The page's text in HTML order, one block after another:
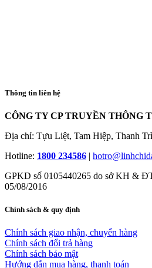
Thông tin liên hệ
CÔNG TY CP TRUYỀN THÔNG
Địa chỉ: Tựu Liệt, Tam Hiệp, Thanh
Hotline: 1800 234586 |
GPKD số 0105440265 do sở KH &
05/08/2016
Chính sách & quy định
Chính sách giao nhận, chuyển hàng
Chính sách đổi trả hàng
Chính sách bảo mật
Hướng dẫn mua hàng, thanh toán